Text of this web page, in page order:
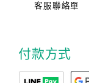
客服聯絡單
付款方式